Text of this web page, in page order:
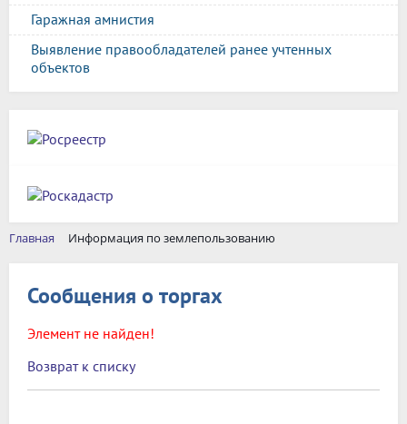
Гаражная амнистия
Выявление правообладателей ранее учтенных
объектов
Главная Информация по землепользованию
Сообщения о торгах
Элемент не найден!
Возврат к списку